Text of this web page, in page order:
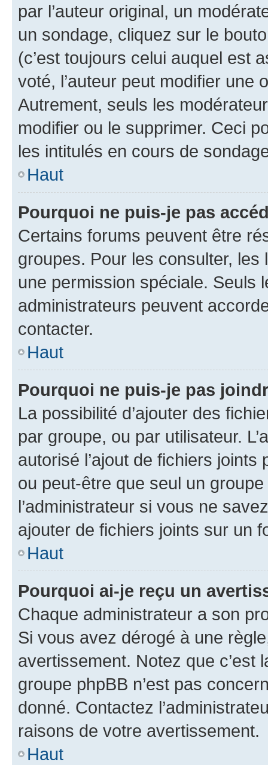
par l’auteur original, un
un sondage, cliquez sur le
(c’est toujours celui auquel est
voté, l’auteur peut modifier une
Autrement, seuls les
modifier ou le supprimer. Ceci
les intitulés en cours de
Haut
Pourquoi ne puis-je pas
Certains forums peuvent être
groupes. Pour les consulter,
une permission spéciale. Seuls
administrateurs peuvent
contacter.
Haut
Pourquoi ne puis-je pas
La possibilité d’ajouter des
par groupe, ou par utilisateur.
autorisé l’ajout de fichiers
ou peut-être que seul un
l’administrateur si vous ne
ajouter de fichiers joints sur un
Haut
Pourquoi ai-je reçu un
Chaque administrateur a son
Si vous avez dérogé à une
avertissement. Notez que c’est
groupe phpBB n’est pas
donné. Contactez
raisons de votre avertissement.
Haut